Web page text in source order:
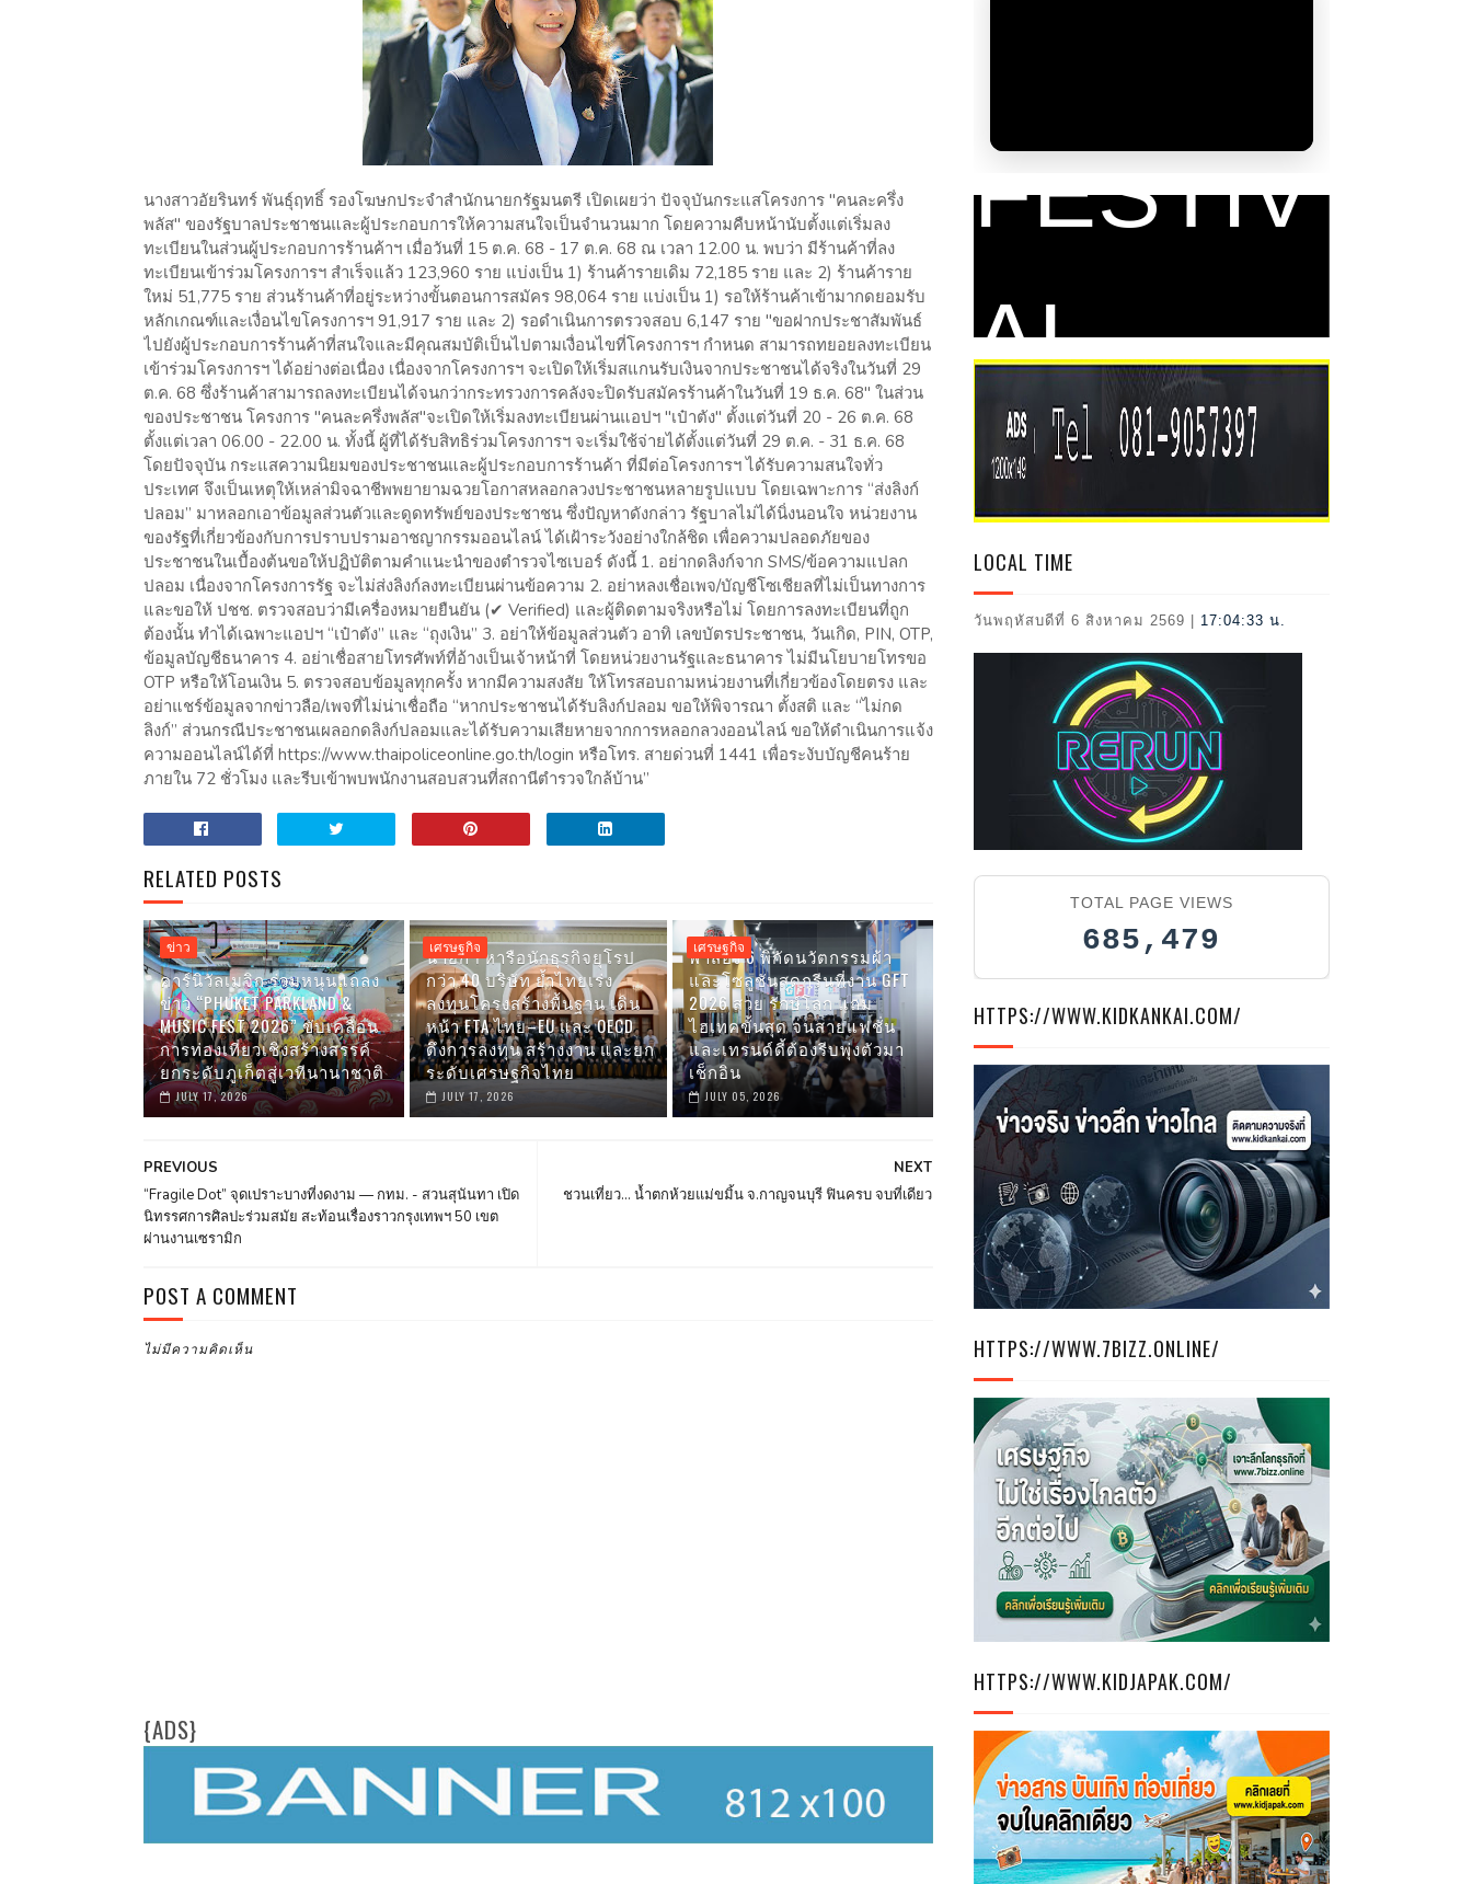
นางสาวอัยรินทร์ พันธุ์ฤทธิ์ รองโฆษกประจำสำนักนายกรัฐมนตรี เปิดเผยว่า ปัจจุบันกระแสโครงการ "คนละครึ่ง
พลัส" ของรัฐบาลประชาชนและผู้ประกอบการให้ความสนใจเป็นจำนวนมาก โดยความคืบหน้านับตั้งแต่เริ่มลง
ทะเบียนในส่วนผู้ประกอบการร้านค้าฯ เมื่อวันที่ 15 ต.ค. 68 - 17 ต.ค. 68 ณ เวลา 12.00 น. พบว่า มีร้านค้าที่ลง
ทะเบียนเข้าร่วมโครงการฯ สำเร็จแล้ว 123,960 ราย แบ่งเป็น 1) ร้านค้ารายเดิม 72,185 ราย และ 2) ร้านค้าราย
ใหม่ 51,775 ราย ส่วนร้านค้าที่อยู่ระหว่างขั้นตอนการสมัคร 98,064 ราย แบ่งเป็น 1) รอให้ร้านค้าเข้ามากดยอมรับ
หลักเกณฑ์และเงื่อนไขโครงการฯ 91,917 ราย และ 2) รอดำเนินการตรวจสอบ 6,147 ราย "ขอฝากประชาสัมพันธ์
ไปยังผู้ประกอบการร้านค้าที่สนใจและมีคุณสมบัติเป็นไปตามเงื่อนไขที่โครงการฯ กำหนด สามารถทยอยลงทะเบียน
เข้าร่วมโครงการฯ ได้อย่างต่อเนื่อง เนื่องจากโครงการฯ จะเปิดให้เริ่มสแกนรับเงินจากประชาชนได้จริงในวันที่ 29
ต.ค. 68 ซึ่งร้านค้าสามารถลงทะเบียนได้จนกว่ากระทรวงการคลังจะปิดรับสมัครร้านค้าในวันที่ 19 ธ.ค. 68" ในส่วน
ของประชาชน โครงการ "คนละครึ่งพลัส"จะเปิดให้เริ่มลงทะเบียนผ่านแอปฯ "เป๋าตัง" ตั้งแต่วันที่ 20 - 26 ต.ค. 68
ตั้งแต่เวลา 06.00 - 22.00 น. ทั้งนี้ ผู้ที่ได้รับสิทธิร่วมโครงการฯ จะเริ่มใช้จ่ายได้ตั้งแต่วันที่ 29 ต.ค. - 31 ธ.ค. 68
โดยปัจจุบัน กระแสความนิยมของประชาชนและผู้ประกอบการร้านค้า ที่มีต่อโครงการฯ ได้รับความสนใจทั่ว
ประเทศ จึงเป็นเหตุให้เหล่ามิจฉาชีพพยายามฉวยโอกาสหลอกลวงประชาชนหลายรูปแบบ โดยเฉพาะการ “ส่งลิงก์
ปลอม” มาหลอกเอาข้อมูลส่วนตัวและดูดทรัพย์ของประชาชน ซึ่งปัญหาดังกล่าว รัฐบาลไม่ได้นิ่งนอนใจ หน่วยงาน
ของรัฐที่เกี่ยวข้องกับการปราบปรามอาชญากรรมออนไลน์ ได้เฝ้าระวังอย่างใกล้ชิด เพื่อความปลอดภัยของ
ประชาชนในเบื้องต้นขอให้ปฏิบัติตามคำแนะนำของตำรวจไซเบอร์ ดังนี้ 1. อย่ากดลิงก์จาก SMS/ข้อความแปลก
ปลอม เนื่องจากโครงการรัฐ จะไม่ส่งลิงก์ลงทะเบียนผ่านข้อความ 2. อย่าหลงเชื่อเพจ/บัญชีโซเชียลที่ไม่เป็นทางการ
และขอให้ ปชช. ตรวจสอบว่ามีเครื่องหมายยืนยัน (✔ Verified) และผู้ติดตามจริงหรือไม่ โดยการลงทะเบียนที่ถูก
ต้องนั้น ทำได้เฉพาะแอปฯ “เป๋าตัง” และ “ถุงเงิน” 3. อย่าให้ข้อมูลส่วนตัว อาทิ เลขบัตรประชาชน, วันเกิด, PIN, OTP,
ข้อมูลบัญชีธนาคาร 4. อย่าเชื่อสายโทรศัพท์ที่อ้างเป็นเจ้าหน้าที่ โดยหน่วยงานรัฐและธนาคาร ไม่มีนโยบายโทรขอ
OTP หรือให้โอนเงิน 5. ตรวจสอบข้อมูลทุกครั้ง หากมีความสงสัย ให้โทรสอบถามหน่วยงานที่เกี่ยวข้องโดยตรง และ
อย่าแชร์ข้อมูลจากข่าวลือ/เพจที่ไม่น่าเชื่อถือ “หากประชาชนได้รับลิงก์ปลอม ขอให้พิจารณา ตั้งสติ และ “ไม่กด
ลิงก์” ส่วนกรณีประชาชนเผลอกดลิงก์ปลอมและได้รับความเสียหายจากการหลอกลวงออนไลน์ ขอให้ดำเนินการแจ้ง
ความออนไลน์ได้ที่ https://www.thaipoliceonline.go.th/login หรือโทร. สายด่วนที่ 1441 เพื่อระงับบัญชีคนร้าย
ภายใน 72 ชั่วโมง และรีบเข้าพบพนักงานสอบสวนที่สถานีตำรวจใกล้บ้าน”
RELATED POSTS
ข่าว
คาร์นิวัลเมจิก ร่วมหนุนแถลง
ข่าว “PHUKET PARKLAND &
MUSIC FEST 2026” ขับเคลื่อน
การท่องเที่ยวเชิงสร้างสรรค์
ยกระดับภูเก็ตสู่เวทีนานาชาติ
JULY 17, 2026
เศรษฐกิจ
นายกฯ หารือนักธุรกิจยุโรป
กว่า 40 บริษัท ย้ำไทยเร่ง
ลงทุนโครงสร้างพื้นฐาน เดิน
หน้า FTA ไทย–EU และ OECD
ดึงการลงทุน สร้างงาน และยก
ระดับเศรษฐกิจไทย
JULY 17, 2026
เศรษฐกิจ
พาส่อง 6 พิกัดนวัตกรรมผ้า
และโซลูชันสุดกรีนที่งาน GFT
2026 สวย รักษ์โลก แถม
ไฮเทคขั้นสุด จนสายแฟชั่น
และเทรนด์ดี้ต้องรีบพุ่งตัวมา
เช็กอิน
JULY 05, 2026
NEXT
ชวนเที่ยว... น้ำตกห้วยแม่ขมิ้น จ.กาญจนบุรี ฟินครบ จบที่เดียว
PREVIOUS
“Fragile Dot” จุดเปราะบางที่งดงาม — กทม. - สวนสุนันทา เปิด
นิทรรศการศิลปะร่วมสมัย สะท้อนเรื่องราวกรุงเทพฯ 50 เขต
ผ่านงานเซรามิก
POST A COMMENT
ไม่มีความคิดเห็น
{ADS}
FESTIV
AL
2026
LOCAL TIME
วันพฤหัสบดีที่ 6 สิงหาคม 2569 | 17:04:34 น.
TOTAL PAGE VIEWS
685,479
HTTPS://WWW.KIDKANKAI.COM/
HTTPS://WWW.7BIZZ.ONLINE/
HTTPS://WWW.KIDJAPAK.COM/